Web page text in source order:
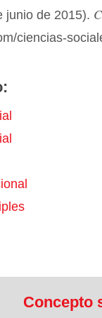
junio de 2015).
ciencias-
Concepto